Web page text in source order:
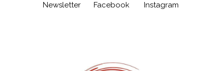
Newsletter Facebook Instagram